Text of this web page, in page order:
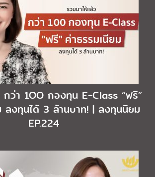
กว่า 1OO กองทุน E-Class “ฟรี”
ลงทุนได้ 3 ล้านบาท! | ลงทุนนิยม
EP.224